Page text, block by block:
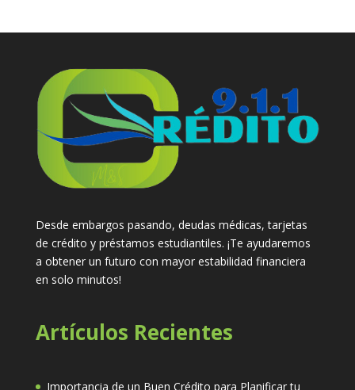
Desde embargos pasando, deudas médicas, tarjetas
de crédito y préstamos estudiantiles. ¡Te ayudaremos
a obtener un futuro con mayor estabilidad financiera
en solo minutos!
Artículos Recientes
Importancia de un Buen Crédito para Planificar tu